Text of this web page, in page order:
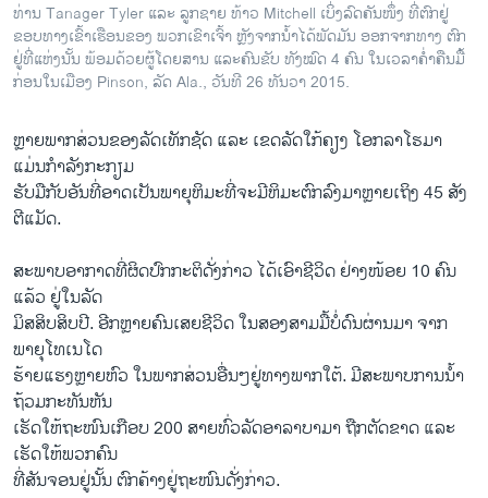
ທ່ານ Tanager Tyler ແລະ ລູກຊາຍ ທ້າວ Mitchell ເບິ່ງລົດຄັນໜຶ່ງ ທີ່ຕົກຢູ່
ຂອບທາງເຂົ້າເຮືອນຂອງ ພວກເຂົາເຈົ້າ ຫຼັງຈາກນ້ຳໄດ້ພັດມັນ ອອກຈາກທາງ ຕົກ
ຢູ່ທີ່ແຫ່ງນັ້ນ ພ້ອມດ້ວຍຜູ້ໂດຍສານ ແລະຄົນຂັບ ທັງໝົດ 4 ຄົນ ໃນເວລາຄ່ຳຄືນມື້
ກ່ອນໃນເມືອງ Pinson, ລັດ Ala., ວັນທີ 26 ທັນວາ 2015.
ຫຼາຍພາກສ່ວນຂອງລັດເທັກຊັດ ແລະ ເຂດລັດໃກ້ຄຽງ ໂອກລາໂຮມາ
ແມ່ນກຳລັງກະກຽມ
ຮັບມືກັບອັນທີ່ອາດເປັນພາຍຸຫິມະທີ່ຈະມີຫິມະຕົກລົງມາຫຼາຍເຖິງ 45 ສັງ
ຕີແມັດ.
ສະພາບອາກາດທີ່ຜິດປົກກະຕິດັ່ງກ່າວ ໄດ້ເອົາຊີວິດ ຢ່າງໜ້ອຍ 10 ຄົນ
ແລ້ວ ຢູ່ໃນລັດ
ມິສສິບສິບປີ. ອີກຫຼາຍຄົນເສຍຊີວິດ ໃນສອງສາມມື້ບໍ່ດົນຜ່ານມາ ຈາກ
ພາຍຸໂທເນໂດ
ຮ້າຍແຮງຫຼາຍຫົວ ໃນພາກສ່ວນອື່ນໆຢູ່ທາງພາກໃຕ້. ມີສະພາບການນ້ຳ
ຖ້ວມກະທັນຫັນ
ເຮັດໃຫ້ຖະໜົນເກືອບ 200 ສາຍທົ່ວລັດອາລາບາມາ ຖືກຕັດຂາດ ແລະ
ເຮັດໃຫ້ພວກຄົນ
ທີ່ສັນຈອນຢູ່ນັ້ນ ຕົກຄ້າງຢູ່ຖະໜົນດັ່ງກ່າວ.